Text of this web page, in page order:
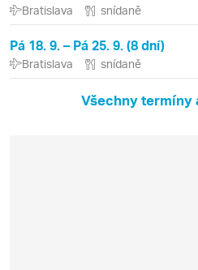
Bratislava snídaně
Pá 18. 9. – Pá 25. 9. (8 dní)
Bratislava snídaně
Všechny termíny